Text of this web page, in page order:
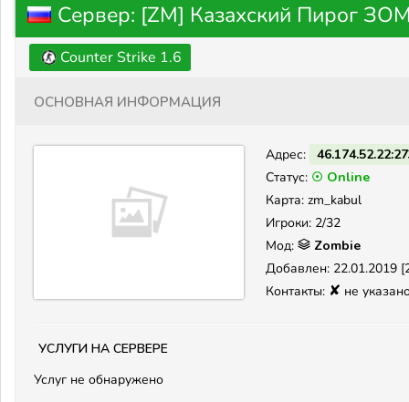
Сервер: [ZM] Казахский Пирог
Counter Strike 1.6
Основная информация
Адрес:
Статус: ☉ Online
Карта: zm_kabul
Игроки: 2/32
Мод:
Zombie
Добавлен: 22.01.2019
Контакты: ✘ не
Услуги на сервере
Услуг не обнаружено